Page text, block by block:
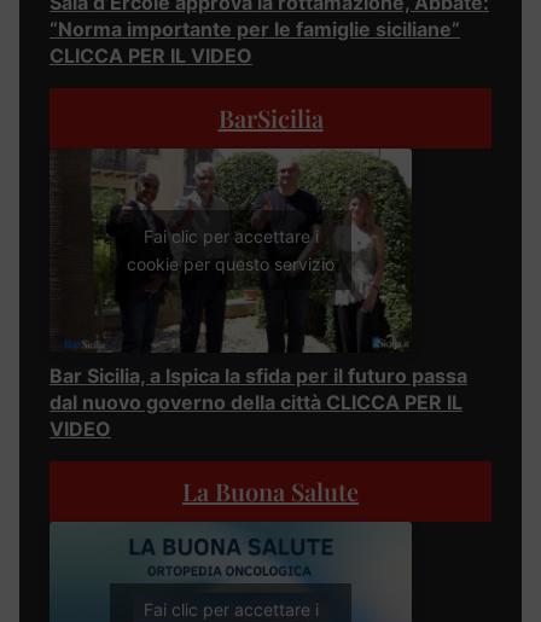
“Norma importante per le famiglie siciliane”
CLICCA PER IL VIDEO
BarSicilia
Fai clic per accettare i
cookie per questo servizio
Bar Sicilia, a Ispica la sfida per il futuro passa
dal nuovo governo della città CLICCA PER IL
VIDEO
La Buona Salute
Fai clic per accettare i